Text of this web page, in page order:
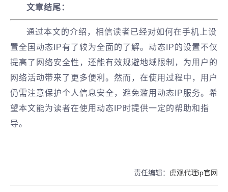
文章结尾：
通过本文的介绍，相信读者已经对如何在手机上设
置全国动态IP有了较为全面的了解。动态IP的设置不仅
提高了网络安全性，还能有效规避地域限制，为用户的
网络活动带来了更多便利。然而，在使用过程中，用户
仍需注意保护个人信息安全，避免滥用动态IP服务。希
望本文能为读者在使用动态IP时提供一定的帮助和指
导。
责任编辑： 虎观代理ip官网